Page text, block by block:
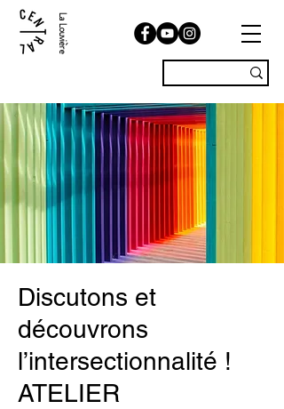
La Louvière
Discutons et
découvrons
l’intersectionnalité !
ATELIER